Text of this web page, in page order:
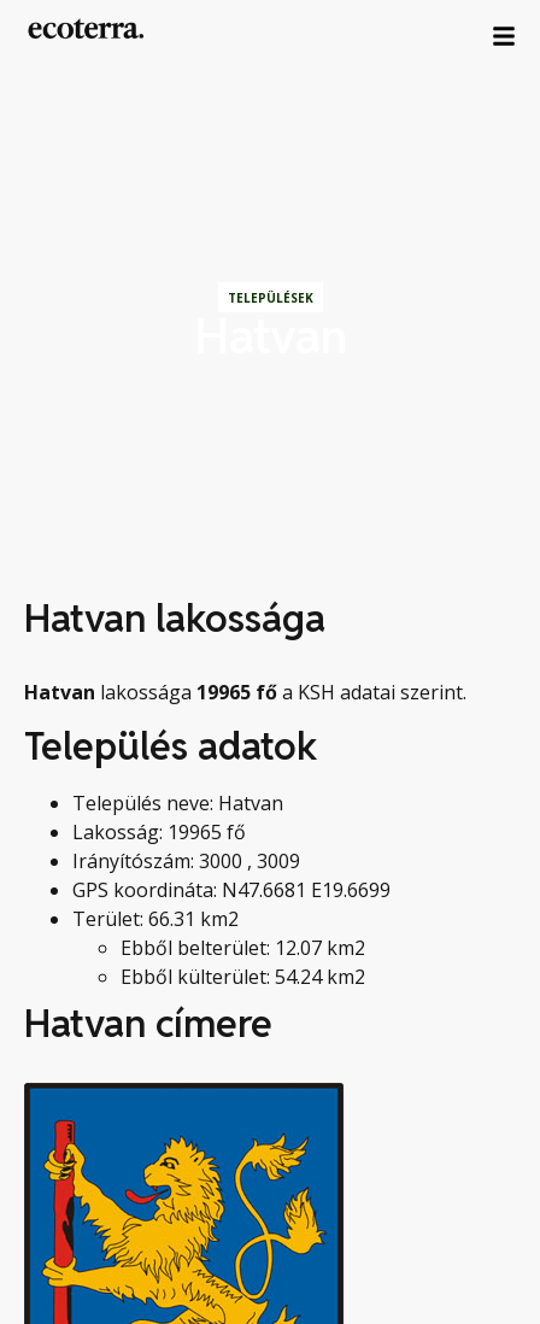
TELEPÜLÉSEK
Hatvan lakossága
Hatvan lakossága 19965 főa KSH adatai szerint.
Település adatok
Település neve: Hatvan
Lakosság: 19965 fő
Irányítószám: 3000 , 3009
GPS koordináta: N47.6681 E19.6699
Terület: 66.31 km2
Ebből belterület: 12.07 km2
Ebből külterület: 54.24 km2
Hatvan címere